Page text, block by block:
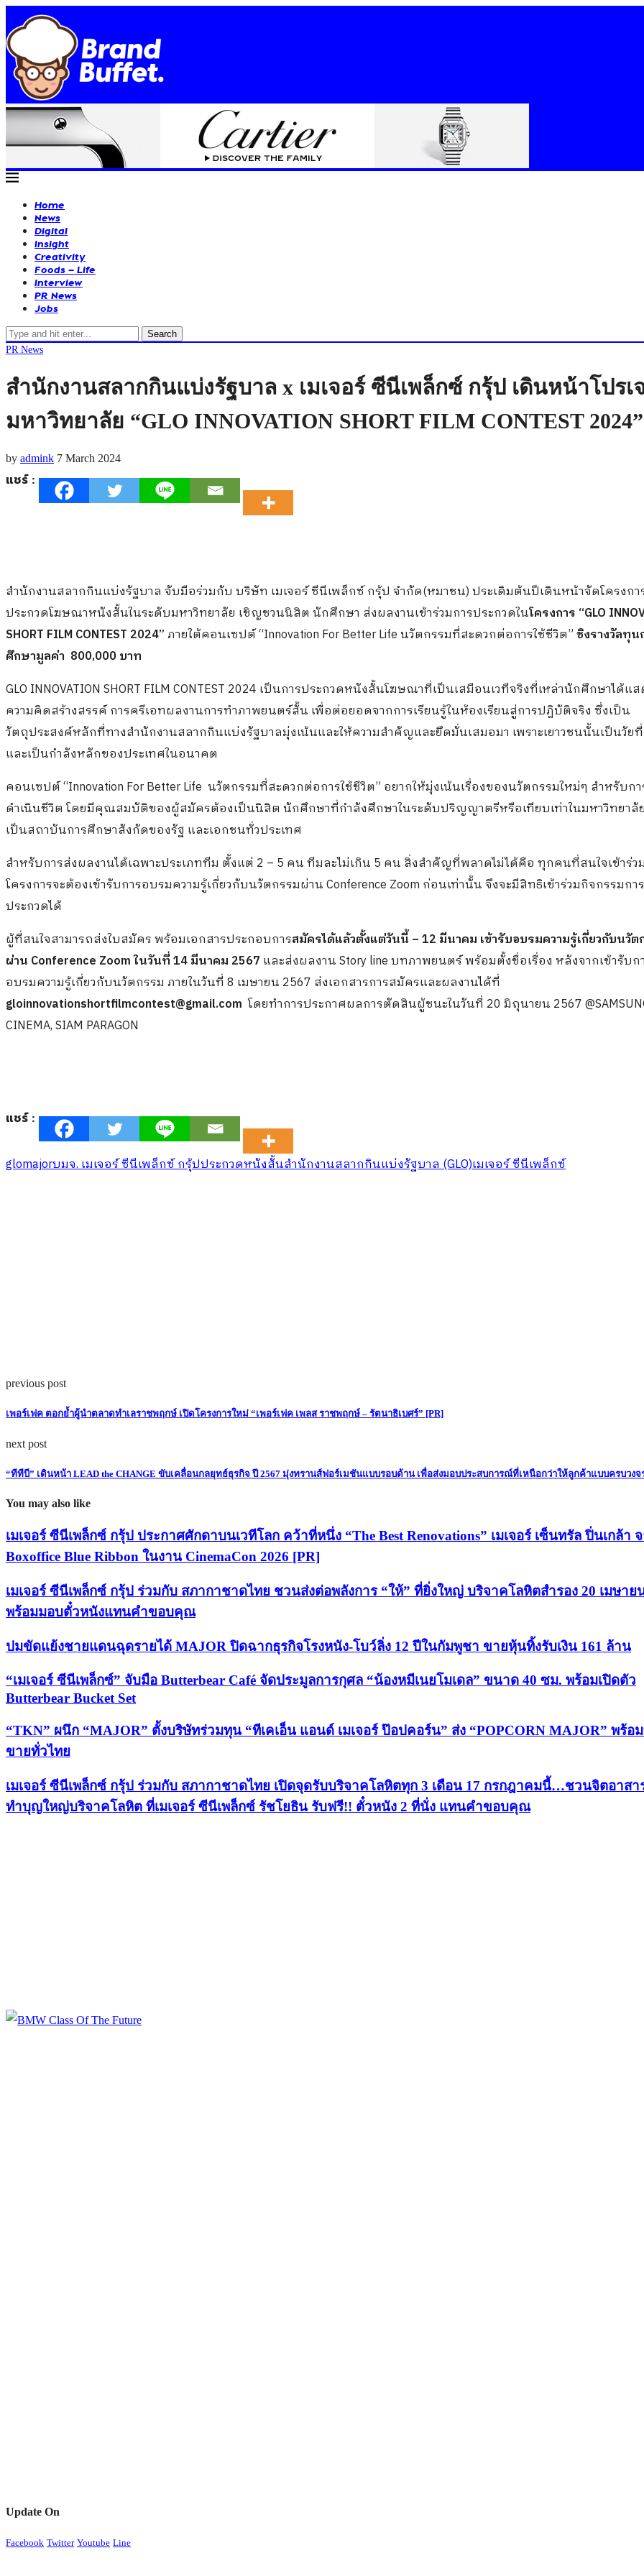
Home
News
Digital
Insight
Creativity
Foods – Life
Interview
PR News
Jobs
Search
PR News
สำนักงานสลากกินแบ่งรัฐบาล x เมเจอร์ ซีนีเพล็กซ์ กรุ้ป เดินหน้าโปร
มหาวิทยาลัย “GLO INNOVATION SHORT FILM CONTEST 2024”
by admink 7 March 2024
แชร์ :
สำนักงานสลากกินแบ่งรัฐบาล จับมือร่วมกับ บริษัท เมเจอร์ ซีนีเพล็กซ์ กรุ้ป จำกัด(หมาชน) ประเดิมต้นปีเดินหน้าจัดโครงกา
ประกวดโฆษณาหนังสั้นในระดับมหาวิทยาลัย เชิญชวนนิสิต นักศึกษา ส่งผลงานเข้าร่วมการประกวดในโครงการ “GLO
SHORT FILM CONTEST 2024”ภายใต้คอนเซปต์ “Innovation For Better Life นวัตกรรมที่สะดวกต่อการใช้ชีวิต”ชิงรางวัลทุน
ศึกษามูลค่า 800,000 บาท
GLO INNOVATION SHORT FILM CONTEST 2024 เป็นการประกวดหนังสั้นโฆษณาที่เป็นเสมือนเวทีจริงที่เหล่านักศึกษาได้แส
ความคิดสร้างสรรค์ การครีเอทผลงานการทำภาพยนตร์สั้น เพื่อต่อยอดจากการเรียนรู้ในห้องเรียนสู่การปฎิบัติจริง ซึ่งเป็น
วัตถุประสงค์หลักที่ทางสำนักงานสลากกินแบ่งรัฐบาลมุ่งเน้นและให้ความสำคัญและยึดมั่นเสมอมา เพราะเยาวชนนั้นเป็นวัย
และเป็นกำลังหลักของประเทศในอนาคต
คอนเซปต์ “Innovation For Better Life นวัตกรรมที่สะดวกต่อการใช้ชีวิต” อยากให้มุ่งเน้นเรื่องของนวัตกรรมใหม่ๆ สำหรับกา
ดำเนินชีวิต โดยมีคุณสมบัติของผู้สมัครต้องเป็นนิสิต นักศึกษาที่กำลังศึกษาในระดับปริญญาตรีหรือเทียบเท่าในมหาวิทยาลั
เป็นสถาบันการศึกษาสังกัดของรัฐ และเอกชนทั่วประเทศ
สำหรับการส่งผลงานได้เฉพาะประเภททีม ตั้งแต่ 2 – 5 คน ทีมละไม่เกิน 5 คน สิ่งสำคัญที่พลาดไม่ได้คือ ทุกคนที่สนใจเข้าร่วม
โครงการจะต้องเข้ารับการอบรมความรู้เกี่ยวกับนวัตกรรมผ่าน Conference Zoom ก่อนเท่านั้น จึงจะมีสิทธิเข้าร่วมกิจกรรมการ
ประกวดได้
ผู้ที่สนใจสามารถส่งใบสมัคร พร้อมเอกสารประกอบการสมัครได้แล้วตั้งแต่วันนี้ – 12 มีนาคม เข้ารับอบรมความรู้เกี่ยวกับนวัต
ผ่าน Conference Zoom ในวันที่ 14 มีนาคม 2567 และส่งผลงาน Story line บทภาพยนตร์ พร้อมตั้งชื่อเรื่อง หลังจากเข้ารับก
อบรมความรู้เกี่ยวกับนวัตกรรม ภายในวันที่ 8 เมษายน 2567 ส่งเอกสารการสมัครและผลงานได้ที่
gloinnovationshortfilmcontest@gmail.com โดยทำการประกาศผลการตัดสินผู้ชนะในวันที่ 20 มิถุนายน 2567
CINEMA, SIAM PARAGON
แชร์ :
glomajorบมจ. เมเจอร์ ซีนีเพล็กซ์ กรุ้ปประกวดหนังสั้นสำนักงานสลากกินแบ่งรัฐบาล (GLO)เมเจอร์ ซีนีเพล็กซ์
previous post
เพอร์เฟค ตอกย้ำผู้นำตลาดทำเลราชพฤกษ์ เปิดโครงการใหม่ “เพอร์เฟค เพลส ราชพฤกษ์ – รัตนาธิเบศร์” [PR]
next post
“ทีทีบี” เดินหน้า LEAD the CHANGE ขับเคลื่อนกลยุทธ์ธุรกิจ ปี 2567 มุ่งทรานส์ฟอร์เมชันแบบรอบด้าน เพื่อส่งมอบประสบการณ์ที่เหนือกว่าให้ลูกค้าแบบครบวงจ
You may also like
เมเจอร์ ซีนีเพล็กซ์ กรุ้ป ประกาศศักดาบนเวทีโลก คว้าที่หนึ่ง “The Best Renovations” เมเจอร์ เซ็นทรัล ปิ่นเกล้า
Boxoffice Blue Ribbon ในงาน CinemaCon 2026 [PR]
เมเจอร์ ซีนีเพล็กซ์ กรุ้ป ร่วมกับ สภากาชาดไทย ชวนส่งต่อพลังการ “ให้” ที่ยิ่งใหญ่ บริจาคโลหิตสำรอง 20 เมษาย
พร้อมมอบตั๋วหนังแทนคำขอบคุณ
ปมขัดแย้งชายแดนฉุดรายได้ MAJOR ปิดฉากธุรกิจโรงหนัง-โบว์ลิ่ง 12 ปีในกัมพูชา ขายหุ้นทิ้งรับเงิน 161 ล้าน
“เมเจอร์ ซีนีเพล็กซ์” จับมือ Butterbear Café จัดประมูลการกุศล “น้องหมีเนยโมเดล” ขนาด 40 ซม. พร้อมเปิดตัว
Butterbear Bucket Set
“TKN” ผนึก “MAJOR” ตั้งบริษัทร่วมทุน “ทีเคเอ็น แอนด์ เมเจอร์ ป๊อปคอร์น” ส่ง “POPCORN MAJOR” พร้อ
ขายทั่วไทย
เมเจอร์ ซีนีเพล็กซ์ กรุ้ป ร่วมกับ สภากาชาดไทย เปิดจุดรับบริจาคโลหิตทุก 3 เดือน 17 กรกฎาคมนี้…ชวนจิตอาสา
ทำบุญใหญ่บริจาคโลหิต ที่เมเจอร์ ซีนีเพล็กซ์ รัชโยธิน รับฟรี!! ตั๋วหนัง 2 ที่นั่ง แทนคำขอบคุณ
Update On
Facebook Twitter Youtube Line